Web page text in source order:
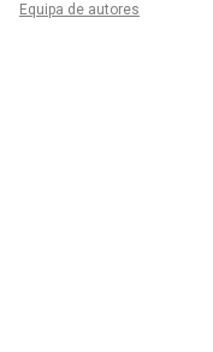
Equipa de autores